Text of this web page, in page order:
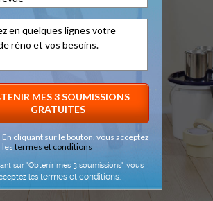
En cliquant sur le bouton, vous acceptez
les termes et conditions
sur "Obtenir mes 3 soumissions", vous
les termes et conditions.